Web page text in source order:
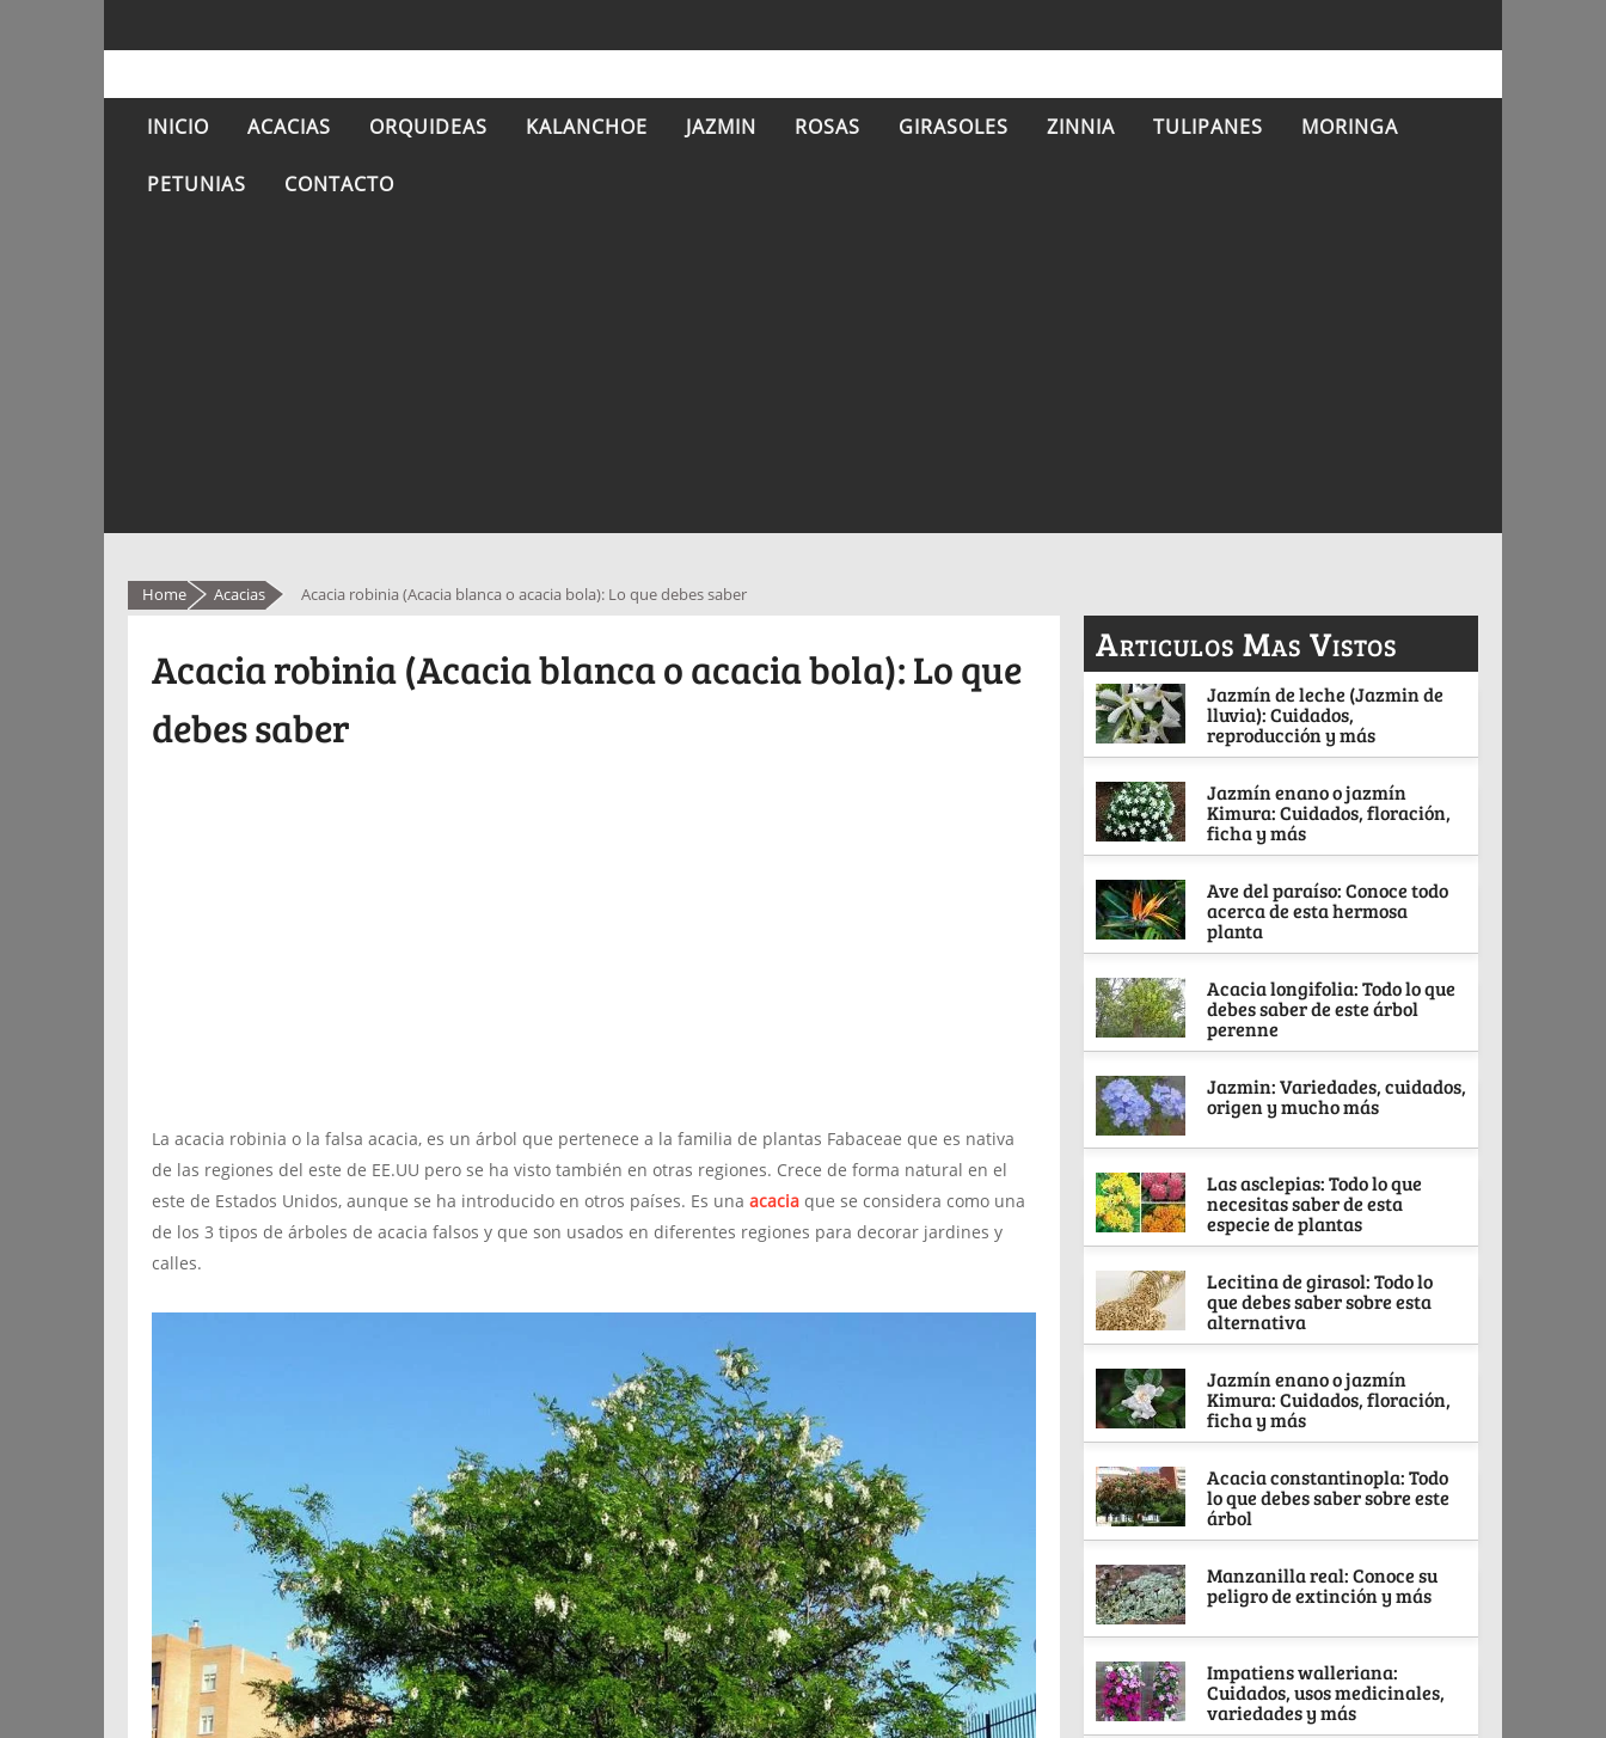
INICIO ACACIAS ORQUIDEAS KALANCHOE JAZMIN ROSAS GIRASOLES ZINNIA TULIPANES MORINGA
PETUNIAS CONTACTO
Home Acacias Acacia robinia (Acacia blanca o acacia bola): Lo que debes saber
Acacia robinia (Acacia blanca o acacia bola): Lo que
debes saber
La acacia robinia o la falsa acacia, es un árbol que pertenece a la familia de plantas Fabaceae que es nativa
de las regiones del este de EE.UU pero se ha visto también en otras regiones. Crece de forma natural en el
este de Estados Unidos, aunque se ha introducido en otros países. Es una acacia que se considera como una
de los 3 tipos de árboles de acacia falsos y que son usados en diferentes regiones para decorar jardines y
calles.
Articulos Mas Vistos
Jazmín de leche (Jazmin de
lluvia): Cuidados,
reproducción y más
Jazmín enano o jazmín
Kimura: Cuidados, floración,
ficha y más
Ave del paraíso: Conoce todo
acerca de esta hermosa
planta
Acacia longifolia: Todo lo que
debes saber de este árbol
perenne
Jazmin: Variedades, cuidados,
origen y mucho más
Las asclepias: Todo lo que
necesitas saber de esta
especie de plantas
Lecitina de girasol: Todo lo
que debes saber sobre esta
alternativa
Jazmín enano o jazmín
Kimura: Cuidados, floración,
ficha y más
Acacia constantinopla: Todo
lo que debes saber sobre este
árbol
Manzanilla real: Conoce su
peligro de extinción y más
Impatiens walleriana:
Cuidados, usos medicinales,
variedades y más